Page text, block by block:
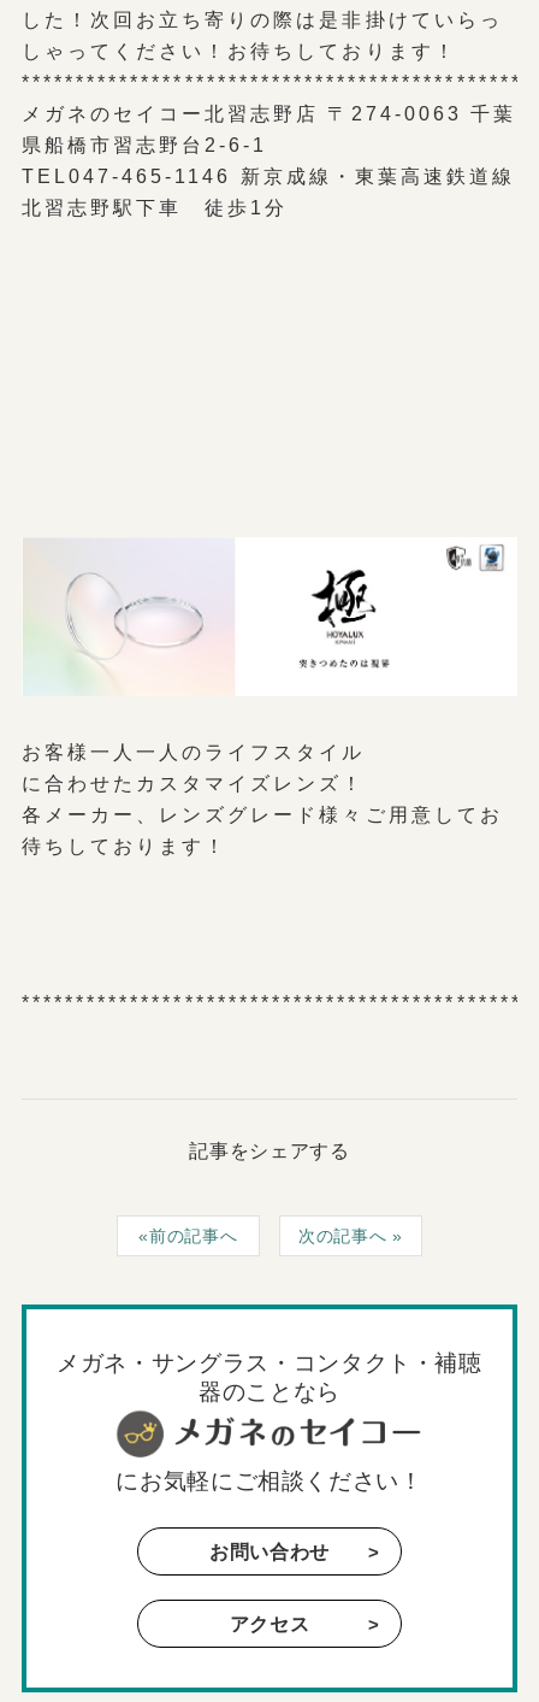
した！次回お立ち寄りの際は是非掛けていらっ
しゃってください！お待ちしております！
メガネのセイコー北習志野店 〒274-0063 千葉
県船橋市習志野台2-6-1
TEL047-465-1146 新京成線・東葉高速鉄道線
北習志野駅下車 徒歩1分
お客様一人一人のライフスタイル
に合わせたカスタマイズレンズ！
各メーカー、レンズグレード様々ご用意してお
待ちしております！
記事をシェアする
前の記事へ 次の記事へ
メガネ・サングラス・コンタクト・補聴
器のことなら
にお気軽にご相談ください！
お問い合わせ
アクセス